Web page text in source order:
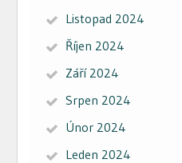
Listopad 2024
Říjen 2024
Září 2024
Srpen 2024
Únor 2024
Leden 2024